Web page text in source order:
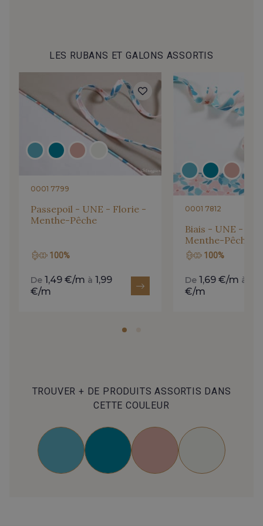
LES RUBANS ET GALONS ASSORTIS
0001 7799
Passepoil - UNE - Florie -
Menthe-Pêche
100%
De 1,49 €/m à 1,99
€/m
0001 7812
Biais - UNE -
Menthe-Pêche -
100%
De 1,69 €/m à
€/m
TROUVER + DE PRODUITS ASSORTIS DANS
CETTE COULEUR